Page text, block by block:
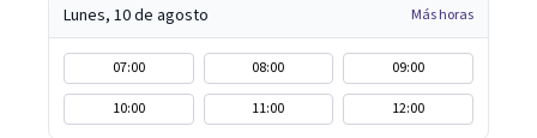
Lunes, 10 de agosto Más horas
07:00 08:00
09:00
10:00
11:00 12:00